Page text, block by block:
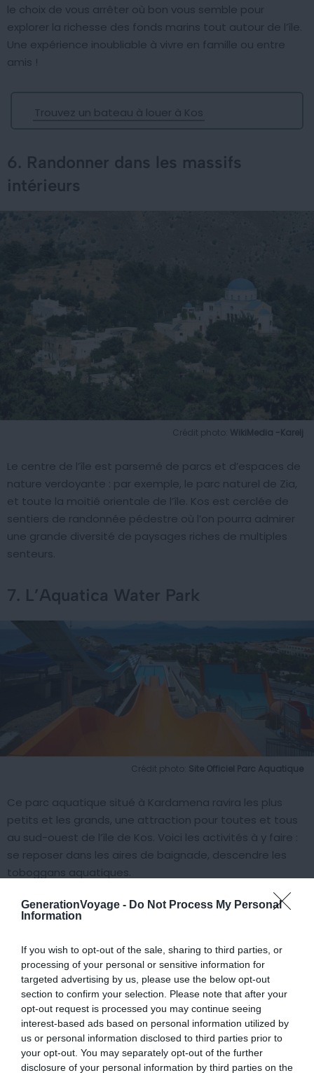
GenerationVoyage - Do Not Process My Personal
Information
If you wish to opt-out of the sale, sharing to third parties, or
processing of your personal or sensitive information for
targeted advertising by us, please use the below opt-out
section to confirm your selection. Please note that after your
opt-out request is processed you may continue seeing
interest-based ads based on personal information utilized by
us or personal information disclosed to third parties prior to
your opt-out. You may separately opt-out of the further
disclosure of your personal information by third parties on the
le choix de vous arrêter où bon vous semble pour
explorer la richesse des fonds marins tout autour de l’île.
Une expérience inoubliable à vivre en famille ou entre
amis !
Trouvez un bateau à louer à Kos
6. Randonner dans les massifs
intérieurs
Crédit photo: WikiMedia -Karelj
Le centre de l’île est parsemé de parcs et d’espaces de
nature verdoyante : par exemple, le parc naturel de Zia,
et toute la moitié orientale de l’île. Kos est cerclée de
sentiers de randonnée pédestre où l’on pourra admirer
une grande diversité de paysages riches de multiples
senteurs.
7. L’Aquatica Water Park
Crédit photo: Site Officiel Parc Aquatique
Ce parc aquatique situé à Kardamena ravira les plus
petits et les grands, une attraction pour toutes et tous
au sud-ouest de l’île de Kos. Voici les activités à y faire :
se reposer dans les aires de baignade, descendre les
toboggans aquatiques.
Voguer sur la Lazy River, emprunter les toboggans
Un bon compromis de baignade si vous en avez marre
de l’eau salée… Notez qu’il existe aussi le Lido Water Park
situé à Mastihari.
8. D’autres idées d’activités à faire à
Kos